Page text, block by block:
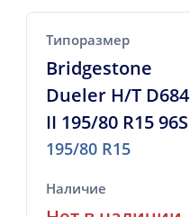
Типоразмер
Bridgestone
Dueler H/T D684
II 195/80 R15 96S
195/80 R15
Наличие